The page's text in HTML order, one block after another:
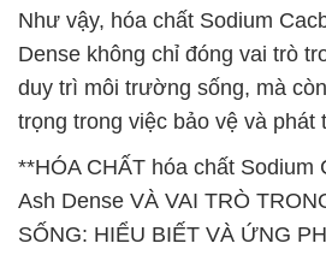
Như vậy, hóa chất Sodium
Dense không chỉ đóng vai trò
duy trì môi trường sống, mà
trọng trong việc bảo vệ và phát
**HÓA CHẤT hóa chất Sodium
Ash Dense VÀ VAI TRÒ
SỐNG: HIỂU BIẾT VÀ ỨNG